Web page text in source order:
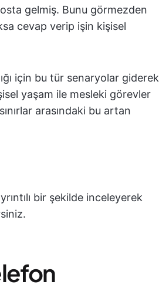
gelmiş. Bunu görmezden
cevap verip işin kişisel
için bu tür senaryolar giderek
yaşam ile mesleki görevler
arasındaki bu artan
bir şekilde inceleyerek